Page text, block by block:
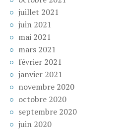
juillet 2021
juin 2021
mai 2021
mars 2021
février 2021
janvier 2021
novembre 2020
octobre 2020
septembre 2020
juin 2020